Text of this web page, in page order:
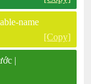
name
[Copy]
|